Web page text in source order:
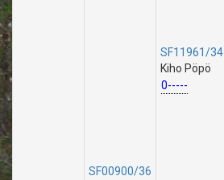
SF00900/36
SF11961/34
Kiho Pöpö
0-----